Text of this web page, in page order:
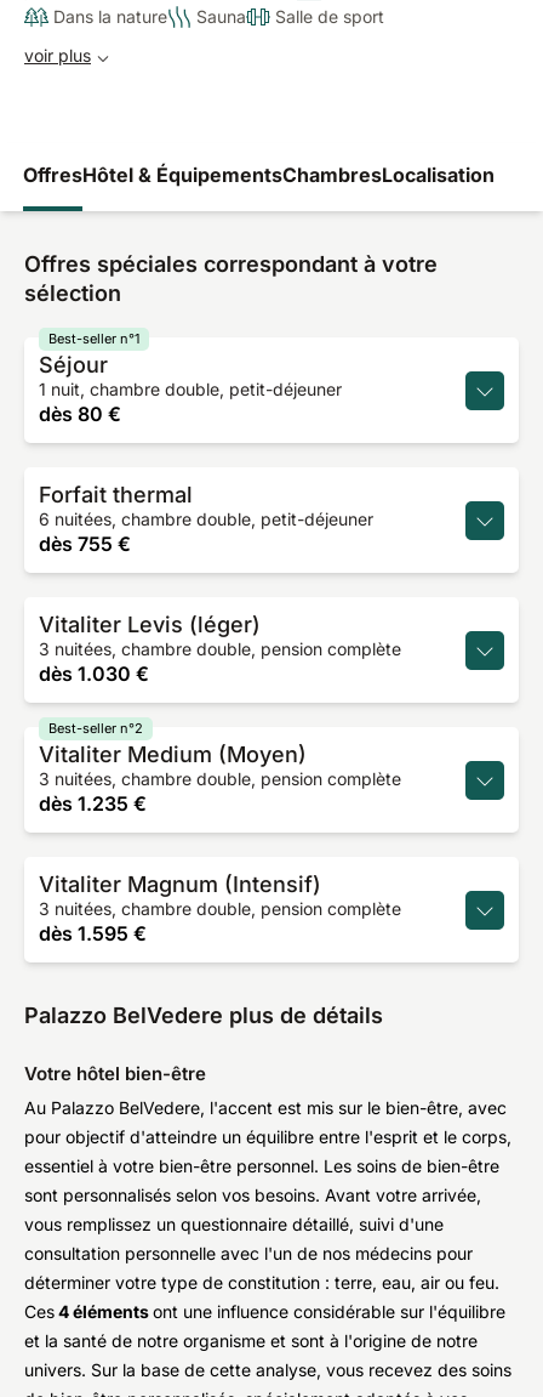
Dans la nature
Sauna
Salle de sport
voir plus
OffresHôtel & ÉquipementsChambresLocalisation
Offres spéciales correspondant à votre
sélection
Séjour
1 nuit, chambre double, petit-déjeuner
dès 80 €
Best-seller n°1
Forfait thermal
6 nuitées, chambre double, petit-déjeuner
dès 755 €
Vitaliter Levis (léger)
3 nuitées, chambre double, pension complète
dès 1.030 €
Vitaliter Medium (Moyen)
3 nuitées, chambre double, pension complète
dès 1.235 €
Best-seller n°2
Vitaliter Magnum (Intensif)
3 nuitées, chambre double, pension complète
dès 1.595 €
Palazzo BelVedere plus de détails
Votre hôtel bien-être
Au Palazzo BelVedere, l'accent est mis sur le bien-être, avec
pour objectif d'atteindre un équilibre entre l'esprit et le corps,
essentiel à votre bien-être personnel. Les soins de bien-être
sont personnalisés selon vos besoins. Avant votre arrivée,
vous remplissez un questionnaire détaillé, suivi d'une
consultation personnelle avec l'un de nos médecins pour
déterminer votre type de constitution : terre, eau, air ou feu.
Ces4 élémentsont une influence considérable sur l'équilibre
et la santé de notre organisme et sont à l'origine de notre
univers. Sur la base de cette analyse, vous recevez des soins